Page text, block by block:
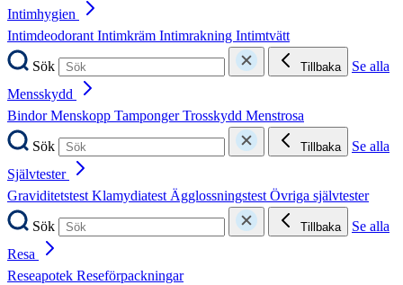
Intimhygien
IntimdeodorantIntimkräm Intimrakning Intimtvätt
Sök
Tillbaka
Se alla
Mensskydd
BindorMenskopp TampongerTrosskydd Menstrosa
Sök
Tillbaka
Se alla
Självtester
GraviditetstestKlamydiatestÄgglossningstestÖvriga självtester
Sök
Tillbaka
Se alla
Resa
Reseapotek Reseförpackningar